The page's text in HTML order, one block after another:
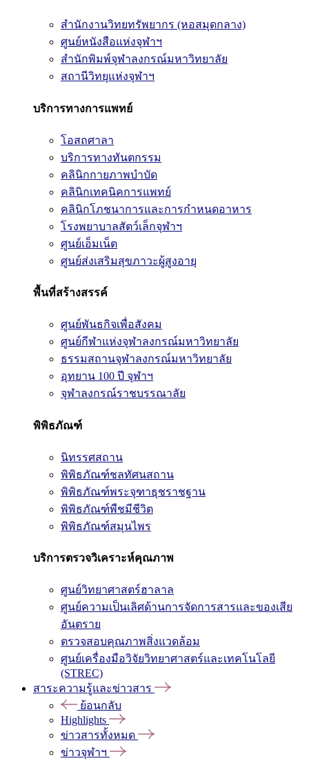
สำนักงานวิทยทรัพยากร (หอสมุดกลาง)
ศูนย์หนังสือแห่งจุฬาฯ
สำนักพิมพ์จุฬาลงกรณ์มหาวิทยาลัย
สถานีวิทยุแห่งจุฬาฯ
บริการทางการแพทย์
โอสถศาลา
บริการทางทันตกรรม
คลินิกกายภาพบำบัด
คลินิกเทคนิคการแพทย์
คลินิกโภชนาการและการกำหนดอาหาร
โรงพยาบาลสัตว์เล็กจุฬาฯ
ศูนย์เอ็มเน็ต
ศูนย์ส่งเสริมสุขภาวะผู้สูงอายุ
พื้นที่สร้างสรรค์
ศูนย์พันธกิจเพื่อสังคม
ศูนย์กีฬาแห่งจุฬาลงกรณ์มหาวิทยาลัย
ธรรมสถานจุฬาลงกรณ์มหาวิทยาลัย
อุทยาน 100 ปี จุฬาฯ
จุฬาลงกรณ์ราชบรรณาลัย
พิพิธภัณฑ์
นิทรรศสถาน
พิพิธภัณฑ์ชลทัศนสถาน
พิพิธภัณฑ์พระจุฑาธุชราชฐาน
พิพิธภัณฑ์พืชมีชีวิต
พิพิธภัณฑ์สมุนไพร
บริการตรวจวิเคราะห์คุณภาพ
ศูนย์วิทยาศาสตร์ฮาลาล
ศูนย์ความเป็นเลิศด้านการจัดการสารและของเสีย
อันตราย
ตรวจสอบคุณภาพสิ่งแวดล้อม
ศูนย์เครื่องมือวิจัยวิทยาศาสตร์และเทคโนโลยี
(STREC)
สาระความรู้และข่าวสาร
ย้อนกลับ
Highlights
ข่าวสารทั้งหมด
ข่าวจุฬาฯ